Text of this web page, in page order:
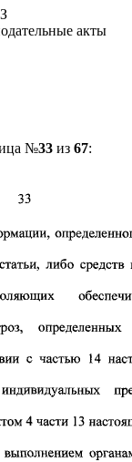
акты
№33из 67: